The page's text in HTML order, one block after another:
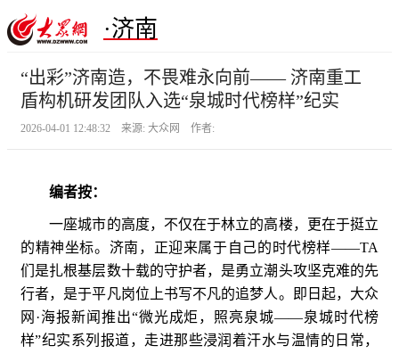
·济南
“出彩”济南造，不畏难永向前—— 济南重工
盾构机研发团队入选“泉城时代榜样”纪实
2026-04-01 12:48:32 来源: 大众网 作者:
编者按：
一座城市的高度，不仅在于林立的高楼，更在于挺立
的精神坐标。济南，正迎来属于自己的时代榜样——TA
们是扎根基层数十载的守护者，是勇立潮头攻坚克难的先
行者，是于平凡岗位上书写不凡的追梦人。即日起，大众
网·海报新闻推出“微光成炬，照亮泉城——泉城时代榜
样”纪实系列报道，走进那些浸润着汗水与温情的日常，